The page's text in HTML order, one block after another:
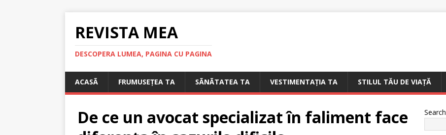
REVISTA MEA
DESCOPERA LUMEA, PAGINA CU PAGINA
ACASÃ FRUMUSEȚEA TA SÃNÃTATEA TA VESTIMENTAȚIA TA STILUL TĂU DE VIAȚĂ
De ce un avocat specializat în faliment face
Search